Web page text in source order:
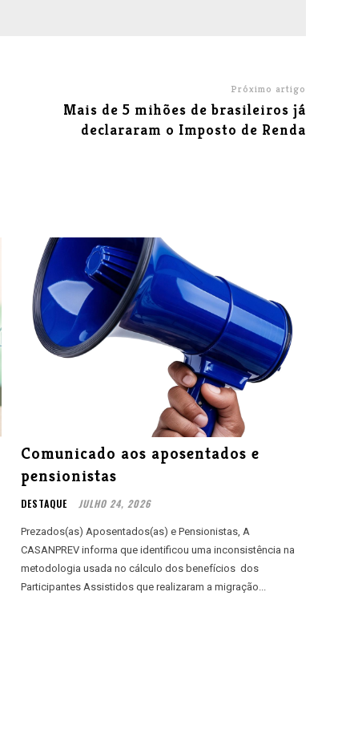
Próximo artigo
Mais de 5 mihões de brasileiros já
declararam o Imposto de Renda
Comunicado aos aposentados e
pensionistas
DESTAQUE JULHO 24, 2026
Prezados(as) Aposentados(as) e Pensionistas, A
CASANPREV informa que identificou uma inconsistência na
metodologia usada no cálculo dos benefícios dos
Participantes Assistidos que realizaram a migração...